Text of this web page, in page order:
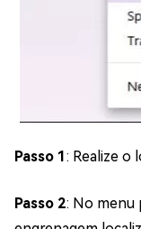
Passo 1 : Realize o
Passo 2: No menu